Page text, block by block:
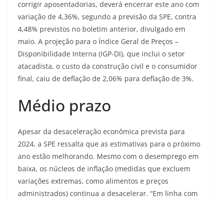
corrigir aposentadorias, deverá encerrar este ano com
variação de 4,36%, segundo a previsão da SPE, contra
4,48% previstos no boletim anterior, divulgado em
maio. A projeção para o Índice Geral de Preços –
Disponibilidade Interna (IGP-DI), que inclui o setor
atacadista, o custo da construção civil e o consumidor
final, caiu de deflação de 2,06% para deflação de 3%.
Médio prazo
Apesar da desaceleração econômica prevista para
2024, a SPE ressalta que as estimativas para o próximo
ano estão melhorando. Mesmo com o desemprego em
baixa, os núcleos de inflação (medidas que excluem
variações extremas, como alimentos e preços
administrados) continua a desacelerar. “Em linha com